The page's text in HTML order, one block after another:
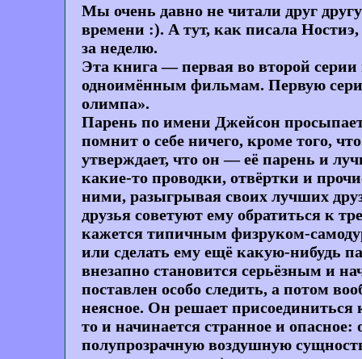
Мы очень давно не читали друг
времени :). А тут, как писала
за неделю.
Эта книга — первая во второй
одноимённым фильмам. Первую
олимпа».
Парень по имени Джейсон
помнит о себе ничего, кроме того,
утверждает, что он — её парень и
какие-то проводки, отвёртки и
ними, разыгрывая своих лучших
друзья советуют ему обратиться к
кажется типичным физруком-
или сделать ему ещё какую-нибудь
внезапно становится серьёзным и
поставлен особо следить, а потом
неясное. Он решает присоединиться
то и начинается странное и
полупрозрачную воздушную